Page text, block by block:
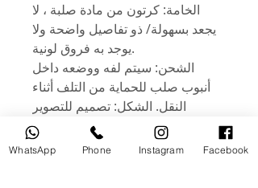
الخامة: كرتون من مادة صلبة ، لا
يجعد بسهولة/ ذو تفاصيل واضحة ولا
يوجد به فروق لونية.
الشحن: سيتم لفه ووضعه داخل
أنبوب صلب للحماية من التلف أثناء
النقل. الشكل: تصميم للتصوير
المكتبي أو التصوير بالفيديو ، مثل
الإعلانات التجارية والمطاعم ومحلاتWhatsApp Phone Instagram Facebook